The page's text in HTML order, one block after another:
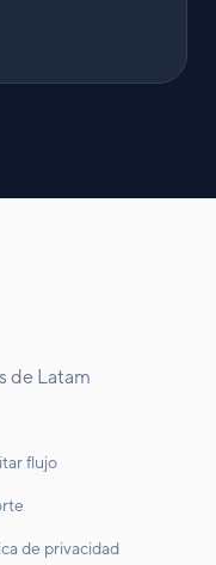
de Latam
flujo
de privacidad